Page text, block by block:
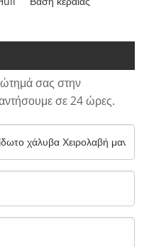
σας στην
σε 24 ώρες.